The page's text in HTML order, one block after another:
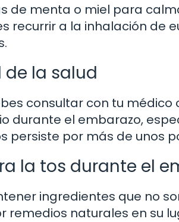
de menta o miel para
recurrir a la inhalación de
la salud
consultar con tu médico
durante el embarazo,
persiste por más de unos
la tos durante el
ingredientes que no
remedios naturales en su